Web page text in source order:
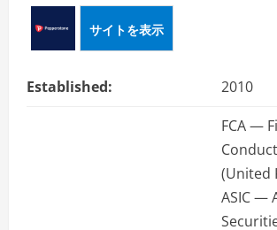
ー
サイトを表示
Established: 2010
FCA —
(United
ASIC —